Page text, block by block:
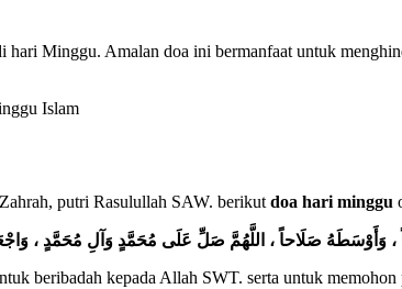
Minggu. Amalan doa ini bermanfaat untuk
putri Rasulullah SAW. berikut doa hari minggu
، وَأَوْسَطَهُ صَلَاحاً ، اللَّهُمَّ صَلِّ عَلَى مُحَمَّدٍ وَآلِ مُحَمَّدٍ ،
beribadah kepada Allah SWT. serta untuk